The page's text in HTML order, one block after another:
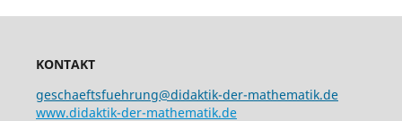
KONTAKT
geschaeftsfuehrung@didaktik-der-mathematik.de
www.didaktik-der-mathematik.de